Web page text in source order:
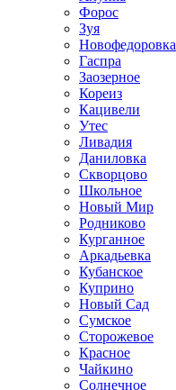
Форос
Зуя
Новофедоровка
Гаспра
Заозерное
Кореиз
Кацивели
Утес
Ливадия
Даниловка
Скворцово
Школьное
Новый Мир
Родниково
Курганное
Аркадьевка
Кубанское
Куприно
Новый Сад
Сумское
Сторожевое
Красное
Чайкино
Солнечное